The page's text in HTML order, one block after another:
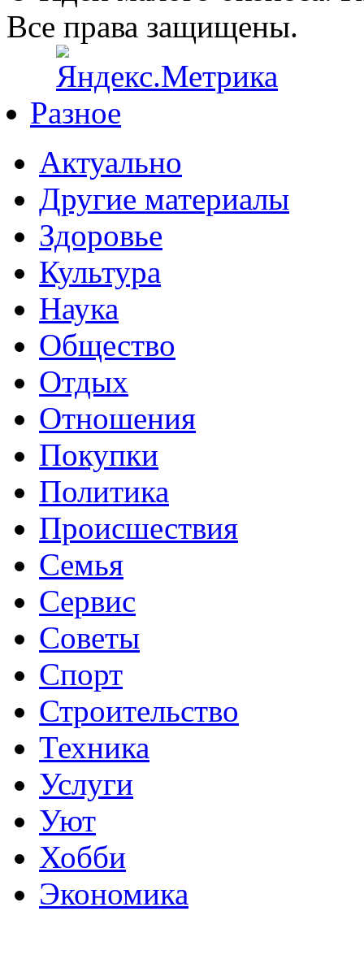
Все права защищены.
Разное
Актуально
Другие материалы
Здоровье
Культура
Наука
Общество
Отдых
Отношения
Покупки
Политика
Происшествия
Семья
Сервис
Советы
Спорт
Строительство
Техника
Услуги
Уют
Хобби
Экономика